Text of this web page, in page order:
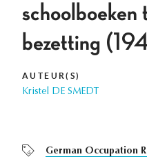
schoolboeken
bezetting
AUTEUR(S)
Kristel DE SMEDT
German Occupation